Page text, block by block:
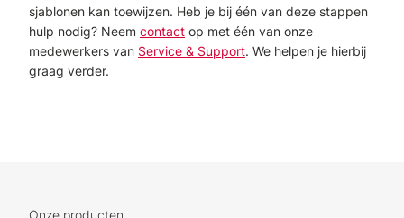
sjablonen kan toewijzen. Heb je bij één van deze stappen
hulp nodig? Neem contact op met één van onze
medewerkers van Service & Support. We helpen je hierbij
graag verder.
Onze producten